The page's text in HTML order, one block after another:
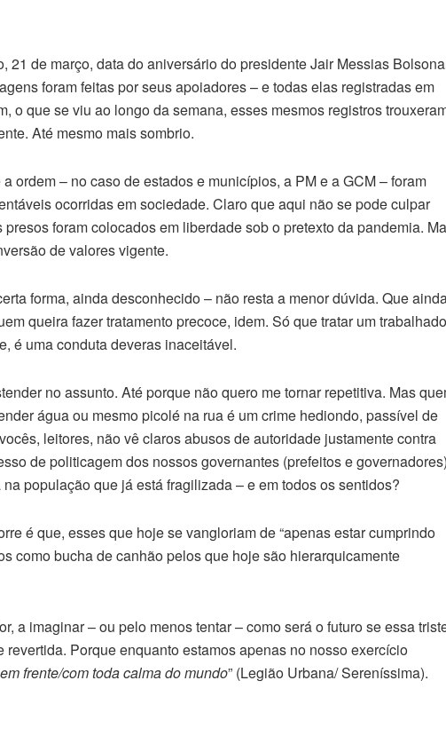
21 de março, data do aniversário do presidente Jair Messias
foram feitas por seus apoiadores – e todas elas registradas em
o que se viu ao longo da semana, esses mesmos registros
Até mesmo mais sombrio.
ordem – no caso de estados e municípios, a PM e a GCM – foram
ocorridas em sociedade. Claro que aqui não se pode culpar
foram colocados em liberdade sob o pretexto da pandemia.
de valores vigente.
forma, ainda desconhecido – não resta a menor dúvida. Que
queira fazer tratamento precoce, idem. Só que tratar um
é uma conduta deveras inaceitável.
no assunto. Até porque não quero me tornar repetitiva. Mas
água ou mesmo picolé na rua é um crime hediondo, passível de
leitores, não vê claros abusos de autoridade justamente contra
de politicagem dos nossos governantes (prefeitos e governadores)
população que já está fragilizada – e em todos os sentidos?
é que, esses que hoje se vangloriam de “apenas estar cumprindo
como bucha de canhão pelos que hoje são hierarquicamente
a imaginar – ou pelo menos tentar – como será o futuro se essa
revertida. Porque enquanto estamos apenas no nosso exercício
frente/com toda calma do mundo” (Legião Urbana/ Sereníssima).